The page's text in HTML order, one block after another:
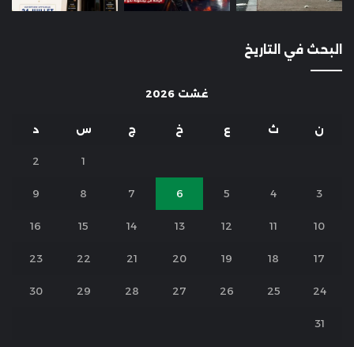
البحث في التاريخ
غشت 2026
ن ث ع خ ج س د
1
2
3
4
5
6
7
8
9
10
11
12
13
14
15
16
17
18
19
20
21
22
23
24
25
26
27
28
29
30
31